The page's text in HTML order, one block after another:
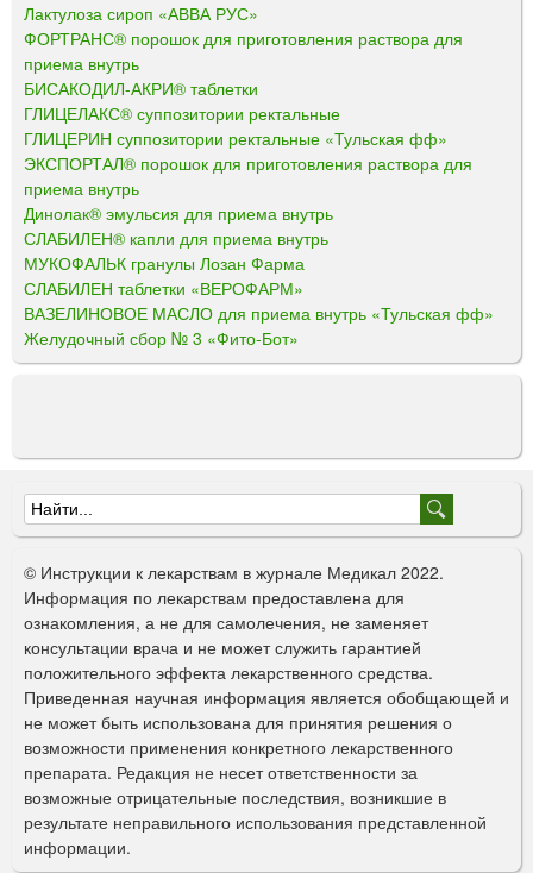
Лактулоза сироп «АВВА РУС»
ФОРТРАНС® порошок для приготовления раствора для
приема внутрь
БИСАКОДИЛ-АКРИ® таблетки
ГЛИЦЕЛАКС® суппозитории ректальные
ГЛИЦЕРИН суппозитории ректальные «Тульская фф»
ЭКСПОРТАЛ® порошок для приготовления раствора для
приема внутрь
Динолак® эмульсия для приема внутрь
СЛАБИЛЕН® капли для приема внутрь
МУКОФАЛЬК гранулы Лозан Фарма
СЛАБИЛЕН таблетки «ВЕРОФАРМ»
ВАЗЕЛИНОВОЕ МАСЛО для приема внутрь «Тульская фф»
Желудочный сбор № 3 «Фито-Бот»
Ф
о
р
м
а
п
о
и
с
к
© Инструкции к лекарствам в журнале Медикал 2022.
Информация по лекарствам предоставлена для
ознакомления, а не для самолечения, не заменяет
консультации врача и не может служить гарантией
положительного эффекта лекарственного средства.
Приведенная научная информация является обобщающей и
не может быть использована для принятия решения о
возможности применения конкретного лекарственного
препарата. Редакция не несет ответственности за
возможные отрицательные последствия, возникшие в
результате неправильного использования представленной
информации.